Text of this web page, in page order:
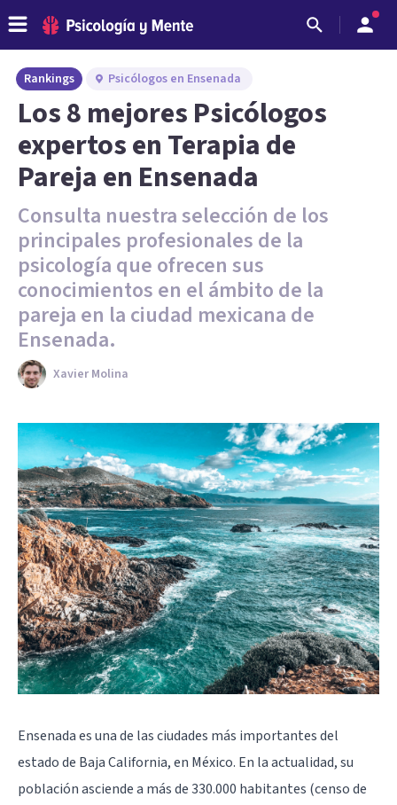
Rankings Psicólogos en Ensenada
Los 8 mejores Psicólogos
expertos en Terapia de
Pareja en Ensenada
Consulta nuestra selección de los
principales profesionales de la
psicología que ofrecen sus
conocimientos en el ámbito de la
pareja en la ciudad mexicana de
Ensenada.
Xavier Molina
Ensenada es una de las ciudades más importantes del
estado de Baja California, en México. En la actualidad, su
población asciende a más de 330.000 habitantes (censo de